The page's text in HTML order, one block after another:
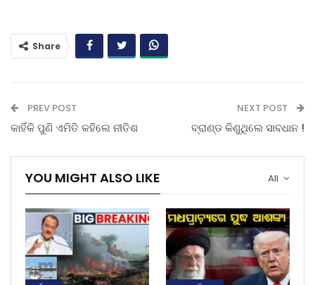
Share
PREV POST
କାହିଁକି ପୁଣି ଏମିତି କହିଲେ ନୀତିଶ
NEXT POST
ବ୍ରାଣ୍ଡ କିଣୁଥିଲେ ସାବଧାନ !
All
YOU MIGHT ALSO LIKE